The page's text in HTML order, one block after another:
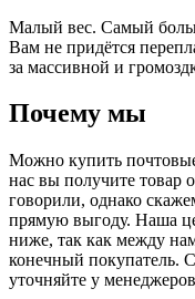
Малый вес. Самый
Вам не придётся
за массивной и
Почему мы
Можно купить
нас вы получите товар
говорили, однако
прямую выгоду. Наша
ниже, так как между
конечный покупатель.
уточняйте у